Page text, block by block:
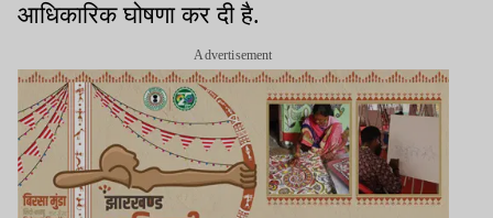
आधिकारिक घोषणा कर दी है.
Advertisement